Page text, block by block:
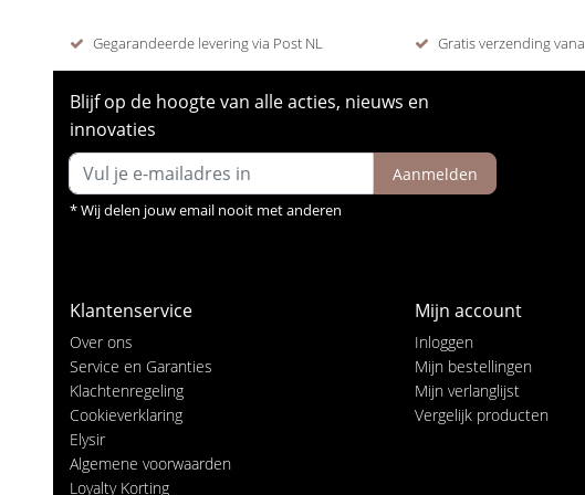
Gegarandeerde levering via Post NL Gratis verzending
Blijf op de hoogte van alle acties, nieuws en
innovaties
Aanmelden
* Wij delen jouw email nooit met anderen
Klantenservice
Over ons
Service en Garanties
Klachtenregeling
Cookieverklaring
Elysir
Algemene voorwaarden
Loyalty Korting
Mijn account
Inloggen
Mijn bestellingen
Mijn verlanglijst
Vergelijk producten